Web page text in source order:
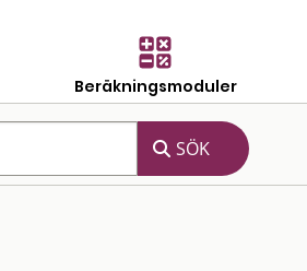
Beräkningsmoduler